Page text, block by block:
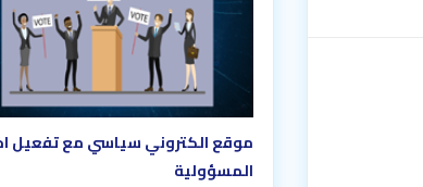
خدماتنا
موقع الكتروني سياسي مع تفعيل
المسؤولية